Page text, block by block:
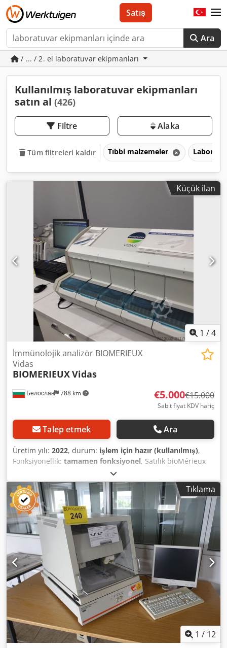
Ara
Satış
/ ... / 2. el laboratuvar ekipmanları
Kullanılmış laboratuvar ekipmanları
satın al (426)
Filtre Alaka
Tüm filtreleri kaldır Tıbbi malzemeler
Küçük ilan
1 /4
Белослав 788 km
İmmünolojik analizör BIOMERIEUX
Vidas
BIOMERIEUXVidas
€5.000€15.000
Sabit fiyat KDV hariç
Talep etmek Ara
Üretim yılı: 2022, durum: işlem için hazır (kullanılmış),
Fonksiyonellik: tamamen fonksiyonel, Satılık bioMérieux
VIDAS immünolojik analiz cihazı, kısa süre kullanılmış ve
mükemmel teknik ve görsel durumda. Cihaz tamamen
çalışır durumda olup, klinik ve tıbbi laboratuvarlarda
güvenilirlik ve hassas teşhis arayanlar için uygundur.
Temel Özellikler: Üretici: BIOMERIEUX Cedpfxjyhmvae Af
Uorf Model: Vidas Tip: İmmünolojik analiz cihazı Durum:
Kullanılmış (6-7 ay), yeni gibi Analiz cihazı, güvenilirlik ve
yüksek doğrulukla teşhis arayan laboratuvarlar için
idealdir.
Tıklama
1 / 12